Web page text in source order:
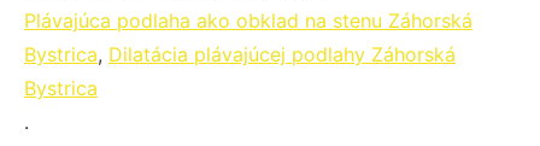
Plávajúca podlaha ako obklad na stenu Záhorská
Bystrica, Dilatácia plávajúcej podlahy Záhorská
Bystrica
.